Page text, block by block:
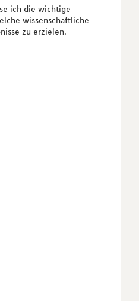
ich die wichtige
wissenschaftliche
zu erzielen.